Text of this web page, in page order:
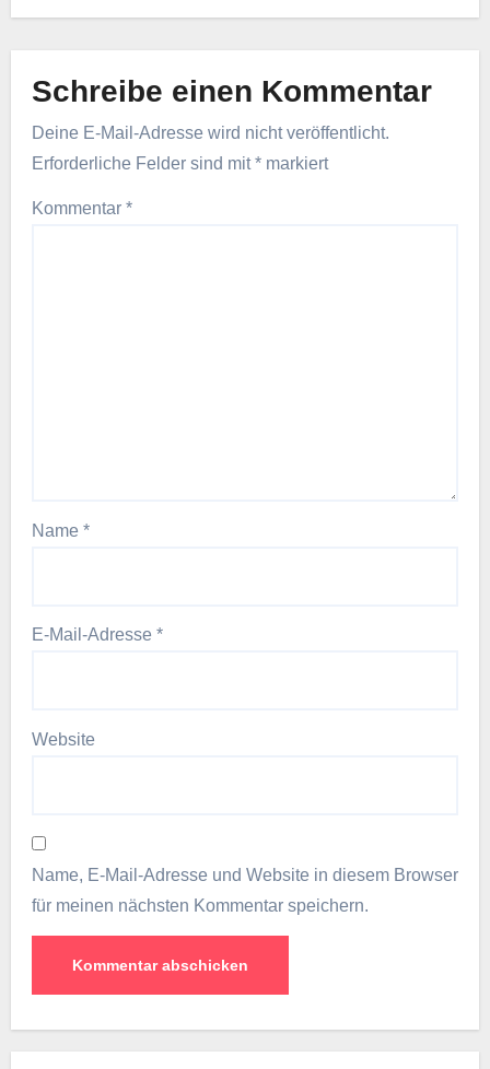
Schreibe einen Kommentar
Deine E-Mail-Adresse wird nicht veröffentlicht.
Erforderliche Felder sind mit*markiert
Kommentar *
Name *
E-Mail-Adresse *
Website
Name, E-Mail-Adresse und Website in diesem Browser
für meinen nächsten Kommentar speichern.